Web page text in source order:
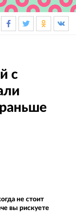
с
не стоит
вы рискуете